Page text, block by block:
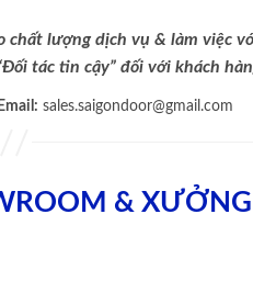
chất lượng dịch vụ & làm việc
tác tin cậy” đối với khách
Email : sales.saigondoor@gmail.com
& XƯỞNG